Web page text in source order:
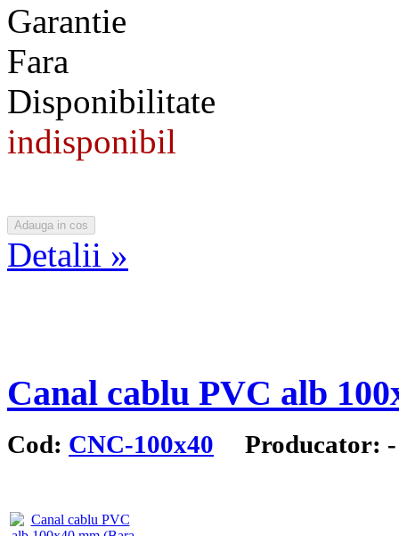
Garantie
Fara
Disponibilitate
indisponibil
Detalii »
Canal cablu PVC alb
Cod: CNC-100x40 Producator: -